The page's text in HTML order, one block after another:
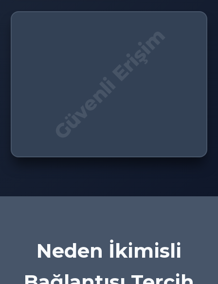
Neden İkimisli